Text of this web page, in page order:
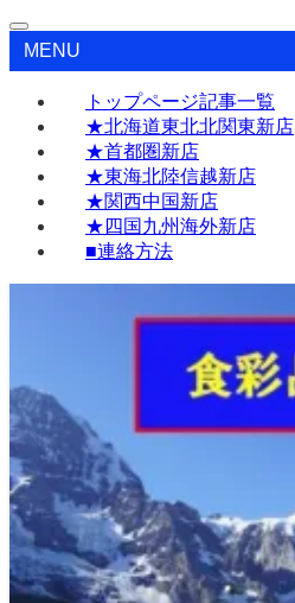
MENU
トップページ記事一覧
★北海道東北北関東新店
★首都圏新店
★東海北陸信越新店
★関西中国新店
★四国九州海外新店
■連絡方法